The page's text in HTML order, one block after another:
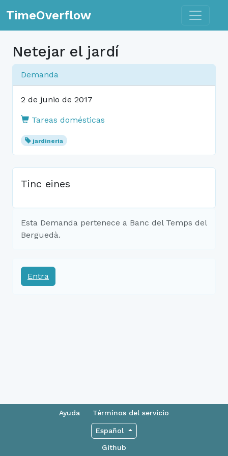
TimeOverflow Toggle
Netejar el jardí
Demanda
2 de junio de 2017
Tareas domésticas
jardineria
Tinc eines
Esta Demanda pertenece a Banc del Temps del
Berguedà.
Entra
Ayuda Términos del servicio
Español
Github